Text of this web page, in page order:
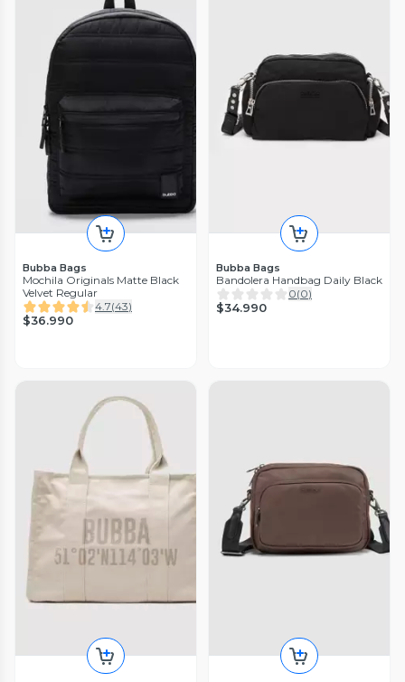
Bubba Bags
Mochila Originals Matte Black
Velvet Regular
4.7(43)
$36.990
Bubba Bags
Bandolera Handbag Daily Black
0(0)
$34.990